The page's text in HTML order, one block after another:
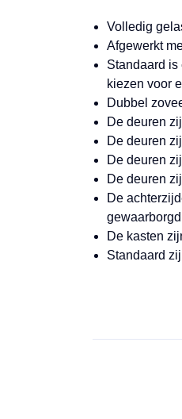
Volledig
Afgewerkt
Standaard is
kiezen voor
Dubbel
De deuren
De deuren
De deuren
De deuren
De
De kasten
Standaard